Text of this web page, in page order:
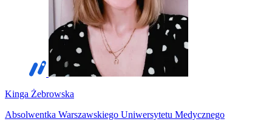
Kinga Żebrowska
Absolwentka Warszawskiego Uniwersytetu Medycznego